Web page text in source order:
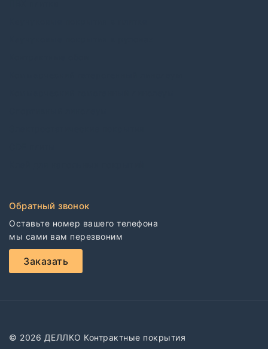
Обратный звонок
Оставьте номер вашего телефона
мы сами вам перезвоним
Заказать
© 2026 ДЕЛЛКО Контрактные покрытия